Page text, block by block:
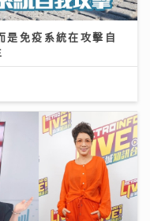
是免疫系統在攻擊自
澧林奪「亞洲新星
要操Gym迎接更多